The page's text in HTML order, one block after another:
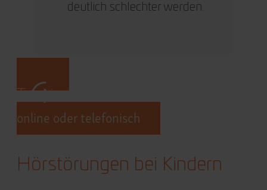
deutlich schlechter werden.
Termin vereinbaren
online oder telefonisch
Hörstörungen bei Kindern